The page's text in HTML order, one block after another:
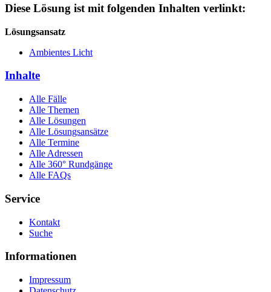
Diese Lösung ist mit folgenden Inhalten verlinkt:
Lösungsansatz
Ambientes Licht
Inhalte
Alle Fälle
Alle Themen
Alle Lösungen
Alle Lösungsansätze
Alle Termine
Alle Adressen
Alle 360° Rundgänge
Alle FAQs
Service
Kontakt
Suche
Informationen
Impressum